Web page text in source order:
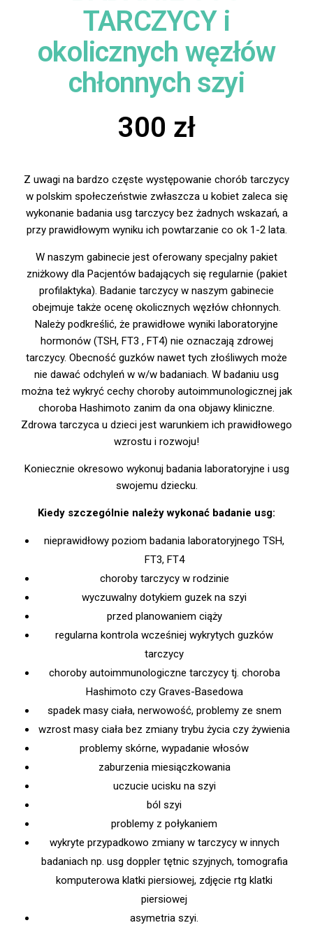
TARCZYCY i
okolicznych węzłów
chłonnych szyi
300 zł
Z uwagi na bardzo częste występowanie chorób tarczycy
w polskim społeczeństwie zwłaszcza u kobiet zaleca się
wykonanie badania usg tarczycy bez żadnych wskazań, a
przy prawidłowym wyniku ich powtarzanie co ok 1-2 lata.
W naszym gabinecie jest oferowany specjalny pakiet
zniżkowy dla Pacjentów badających się regularnie (pakiet
profilaktyka). Badanie tarczycy w naszym gabinecie
obejmuje także ocenę okolicznych węzłów chłonnych.
Należy podkreślić, że prawidłowe wyniki laboratoryjne
hormonów (TSH, FT3 , FT4) nie oznaczają zdrowej
tarczycy. Obecność guzków nawet tych złośliwych może
nie dawać odchyleń w w/w badaniach. W badaniu usg
można też wykryć cechy choroby autoimmunologicznej jak
choroba Hashimoto zanim da ona objawy kliniczne.
Zdrowa tarczyca u dzieci jest warunkiem ich prawidłowego
wzrostu i rozwoju!
Koniecznie okresowo wykonuj badania laboratoryjne i usg
swojemu dziecku.
Kiedy szczególnie należy wykonać badanie usg:
nieprawidłowy poziom badania laboratoryjnego TSH,
FT3, FT4
choroby tarczycy w rodzinie
wyczuwalny dotykiem guzek na szyi
przed planowaniem ciąży
regularna kontrola wcześniej wykrytych guzków
tarczycy
choroby autoimmunologiczne tarczycy tj. choroba
Hashimoto czy Graves-Basedowa
spadek masy ciała, nerwowość, problemy ze snem
wzrost masy ciała bez zmiany trybu życia czy żywienia
problemy skórne, wypadanie włosów
zaburzenia miesiączkowania
uczucie ucisku na szyi
ból szyi
problemy z połykaniem
wykryte przypadkowo zmiany w tarczycy w innych
badaniach np. usg doppler tętnic szyjnych, tomografia
komputerowa klatki piersiowej, zdjęcie rtg klatki
piersiowej
asymetria szyi.